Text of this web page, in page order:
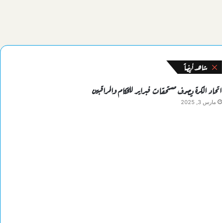
شاهد أيضاً
إغلاق
اتحاد الكرة يصرف مستحقات فبراير للحكام والمراقبين
مارس 3, 2025